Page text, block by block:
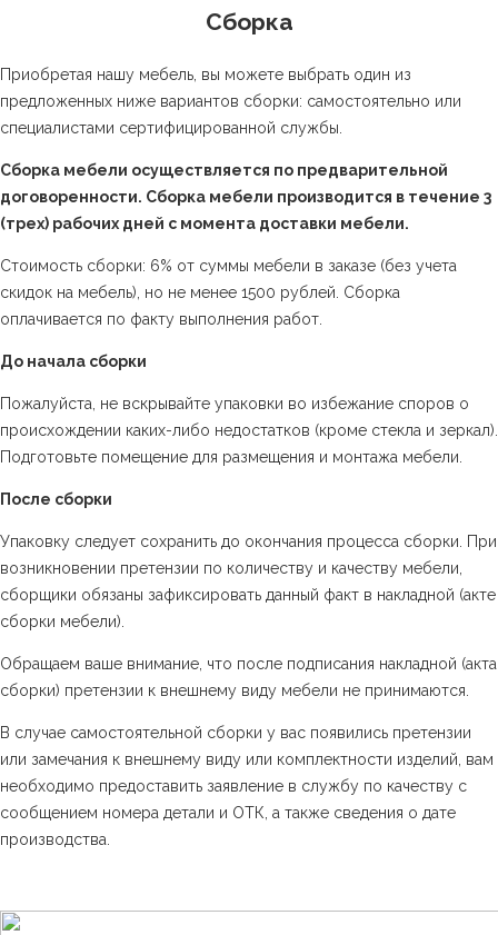
Сборка
Приобретая нашу мебель, вы можете выбрать один из
предложенных ниже вариантов сборки: самостоятельно или
специалистами сертифицированной службы.
Сборка мебели осуществляется по предварительной
договоренности. Сборка мебели производится в течение 3
(трех) рабочих дней с момента доставки мебели.
Стоимость сборки: 6% от суммы мебели в заказе (без учета
скидок на мебель), но не менее 1500 рублей. Сборка
оплачивается по факту выполнения работ.
До начала сборки
Пожалуйста, не вскрывайте упаковки во избежание споров о
происхождении каких-либо недостатков (кроме стекла и зеркал).
Подготовьте помещение для размещения и монтажа мебели.
После сборки
Упаковку следует сохранить до окончания процесса сборки. При
возникновении претензии по количеству и качеству мебели,
сборщики обязаны зафиксировать данный факт в накладной (акте
сборки мебели).
Обращаем ваше внимание, что после подписания накладной (акта
сборки) претензии к внешнему виду мебели не принимаются.
В случае самостоятельной сборки у вас появились претензии
или замечания к внешнему виду или комплектности изделий, вам
необходимо предоставить заявление в службу по качеству с
сообщением номера детали и ОТК, а также сведения о дате
производства.